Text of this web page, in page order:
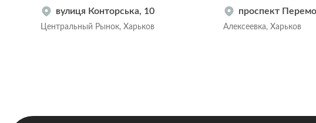
вулиця Конторська, 10
Центральный Рынок, Харьков
проспект
Алексеевка, Харьков